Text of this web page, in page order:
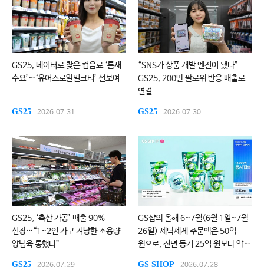
GS25, 데이터로 찾은 컵음료 ‘틈새
수요’…‘유어스로얄밀크티’ 선보여
GS25 2026.07.31
“SNS가 상품 개발 엔진이 됐다”
GS25, 200만 팔로워 반응 매출로
연결
GS25 2026.07.30
GS25, ‘축산 가공’ 매출 90%
신장…“1~2인 가구 겨냥한 소용량
양념육 통했다”
GS25 2026.07.29
GS샵의 올해 6~7월(6월 1일~7월
26일) 세탁세제 주문액은 50억
원으로, 전년 동기 25억 원보다 약
GS SHOP 2026.07.28